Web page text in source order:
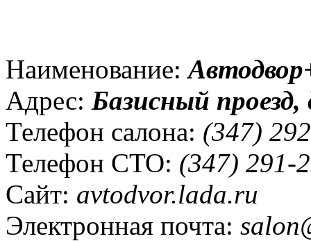
Наименование:
Адрес: Базисный проезд,
Телефон салона: (347)
Телефон СТО: (347) 291-
Сайт: avtodvor.lada.ru
Электронная почта: